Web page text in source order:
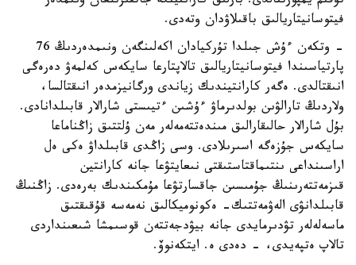
فيتوسانيتاريالىق باقىلاۋدان وتەدى.
- وتكەن ءۇش جىلدا تۇركيادان اكەلىنگەن ونىمدەردىڭ 76
پارتياسىندا فيتوسانيتاريالىق تالاپتارعا سايكەس كەلمەۋ دەرەگى
انىقتالدى. ەگەر كارانتيندىك زياندى ورگانيزمدەر انىقتالسا،
ولاردىڭ تارالۋىن بولدىرماۋ ءۇشىن ءتيىستى شارالار قابىلدانادى.
بۇل شارالار حالىقارالىق مىندەتتەمەلەر مەن ۇلتتىق زاڭناماعا
سايكەس جۇزەگە اسىرىلادى. وسى زاڭدى قابىلداۋ ەكى ەل
اراسىنداعى ىنتىماقتاستىقتى نىعايتۋعا جانە كارانتين
قىزمەتتەرىنىڭ جۇمىسىن جاقسارتۋعا مۇمكىندىك بەرەدى. زاڭنىڭ
قابىلدانۋى الەۋمەتتىك- ەكونوميكالىق نەمەسە قۇقىقتىق
ماسەلەلەر تۋدىرمايدى جانە بيۋدجەتتەن قوسىمشا شىعىنداردى
تالاپ ەتپەيدى، - دەدى ە. ايتكەنوۆ.